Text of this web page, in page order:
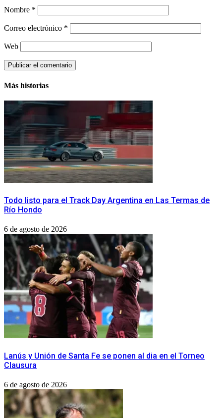
Nombre *
Correo electrónico *
Web
Más historias
Todo listo para el Track Day Argentina en Las Termas de
Río Hondo
6 de agosto de 2026
Lanús y Unión de Santa Fe se ponen al dia en el Torneo
Clausura
6 de agosto de 2026